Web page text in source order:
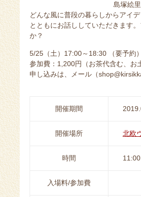
島塚絵
どんな風に普段の暮らしからアイ
とともにお話ししていただきます
か？
5/25（土）17:00～18:30 （要予約）
参加費：1,200円（お茶代含む、お
申し込みは、メール（
開催期間
開催場所 北欧
時間
入場料/参加費